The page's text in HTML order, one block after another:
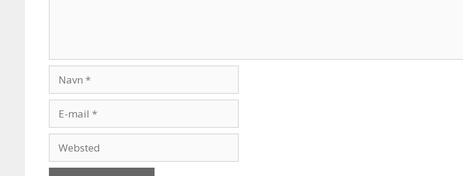
mail